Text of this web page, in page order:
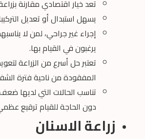
تعد خيار اقتصادي مقارنة
يسهل استبدال أو تعديل
إجراء غير جراحي، لمن لا
يرغبون في القيام بها.
تعتبر حل أسرع من الزراعة
المفقودة من ناحية فترة
تناسب الحالات التي لديها
دون الحاجة للقيام ترقيع
زراعة الاسنان